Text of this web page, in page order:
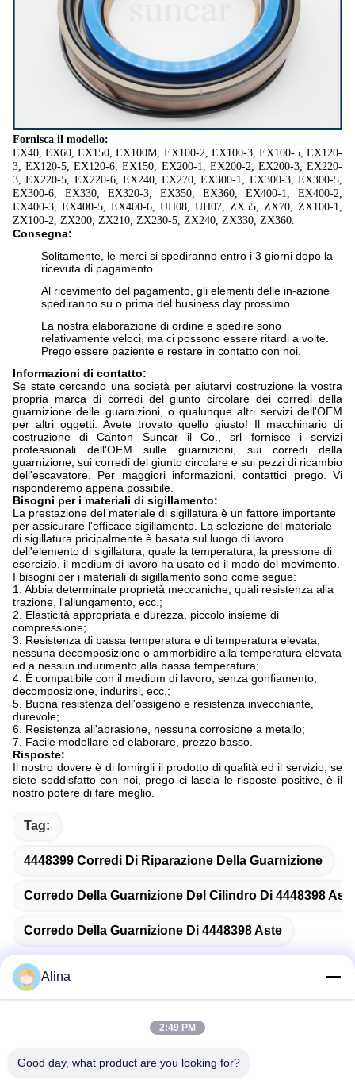
Fornisca il modello:
EX40, EX60, EX150, EX100M, EX100-2, EX100-3, EX100-5, EX120-
3, EX120-5, EX120-6, EX150, EX200-1, EX200-2, EX200-3, EX220-
3, EX220-5, EX220-6, EX240, EX270, EX300-1, EX300-3, EX300-5,
EX300-6, EX330, EX320-3, EX350, EX360, EX400-1, EX400-2,
EX400-3, EX400-5, EX400-6, UH08, UH07, ZX55, ZX70, ZX100-1,
ZX100-2, ZX200, ZX210, ZX230-5, ZX240, ZX330, ZX360.
Consegna:
Solitamente, le merci si spediranno entro i 3 giorni dopo la
ricevuta di pagamento.
Al ricevimento del pagamento, gli elementi delle in-azione
spediranno su o prima del business day prossimo.
La nostra elaborazione di ordine e spedire sono
relativamente veloci, ma ci possono essere ritardi a volte.
Prego essere paziente e restare in contatto con noi.
Informazioni di contatto:
Se state cercando una società per aiutarvi costruzione la vostra
propria marca di corredi del giunto circolare dei corredi della
guarnizione delle guarnizioni, o qualunque altri servizi dell'OEM
per altri oggetti. Avete trovato quello giusto! Il macchinario di
costruzione di Canton Suncar il Co., srl fornisce i servizi
professionali dell'OEM sulle guarnizioni, sui corredi della
guarnizione, sui corredi del giunto circolare e sui pezzi di ricambio
dell'escavatore. Per maggiori informazioni, contattici prego. Vi
risponderemo appena possibile.
Bisogni per i materiali di sigillamento:
La prestazione del materiale di sigillatura è un fattore importante
per assicurare l'efficace sigillamento. La selezione del materiale
di sigillatura pricipalmente è basata sul luogo di lavoro
dell'elemento di sigillatura, quale la temperatura, la pressione di
esercizio, il medium di lavoro ha usato ed il modo del movimento.
I bisogni per i materiali di sigillamento sono come segue:
1. Abbia determinate proprietà meccaniche, quali resistenza alla
trazione, l'allungamento, ecc.;
2. Elasticità appropriata e durezza, piccolo insieme di
compressione;
3. Resistenza di bassa temperatura e di temperatura elevata,
nessuna decomposizione o ammorbidire alla temperatura elevata
ed a nessun indurimento alla bassa temperatura;
4. È compatibile con il medium di lavoro, senza gonfiamento,
decomposizione, indurirsi, ecc.;
5. Buona resistenza dell'ossigeno e resistenza invecchiante,
durevole;
6. Resistenza all'abrasione, nessuna corrosione a metallo;
7. Facile modellare ed elaborare, prezzo basso.
Risposte:
Il nostro dovere è di fornirgli il prodotto di qualità ed il servizio, se
siete soddisfatto con noi, prego ci lascia le risposte positive, è il
nostro potere di fare meglio.
Tag:
4448399 Corredi Di Riparazione Della Guarnizione
Corredo Della Guarnizione Del Cilindro Di 4448398 Aste
Corredo Della Guarnizione Di 4448398 Aste
Indirizzo
Alina
2:49 PM
Good day, what product are you looking for?